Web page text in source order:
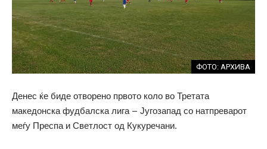
ФОТО: АРХИВА
Денес ќе биде отворено првото коло во Третата
македонска фудбалска лига – Југозапад со натпреварот
меѓу Преспа и Светлост од Кукуречани.